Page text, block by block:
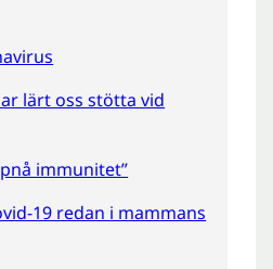
lärt oss stötta vid
immunitet”
19 redan i mammans